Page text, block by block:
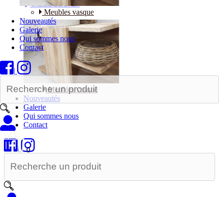
Meubles vasque
Nouveautés
Galerie
Qui sommes nous
Contact
|
0
SALLE DE BAIN
Meubles vasque
Nouveautés
Galerie
Qui sommes nous
Contact
|